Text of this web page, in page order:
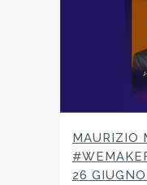
MAURIZIO
26